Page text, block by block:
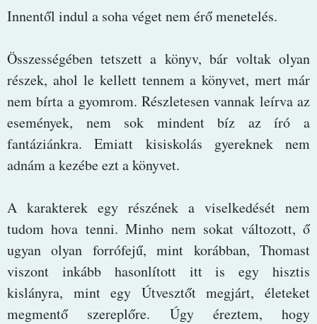
Innentől indul a soha véget nem érő menetelés.
Összességében tetszett a könyv, bár voltak olyan
részek, ahol le kellett tennem a könyvet, mert már
nem bírta a gyomrom. Részletesen vannak leírva az
események, nem sok mindent bíz az író a
fantáziánkra. Emiatt kisiskolás gyereknek nem
adnám a kezébe ezt a könyvet.
A karakterek egy részének a viselkedését nem
tudom hova tenni. Minho nem sokat változott, ő
ugyan olyan forrófejű, mint korábban, Thomast
viszont inkább hasonlított itt is egy hisztis
kislányra, mint egy Útvesztőt megjárt, életeket
megmentő szereplőre. Úgy éreztem, hogy